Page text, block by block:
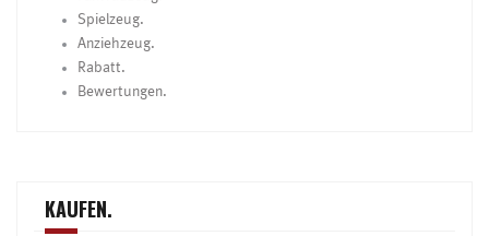
Spielzeug.
Anziehzeug.
Rabatt.
Bewertungen.
KAUFEN.